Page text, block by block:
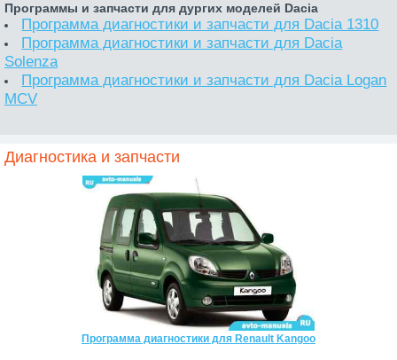
Программы и запчасти для дургих моделей Dacia
Программа диагностики и запчасти для Dacia 1310
Программа диагностики и запчасти для Dacia
Solenza
Программа диагностики и запчасти для Dacia Logan
MCV
Диагностика и запчасти
Программа диагностики для Renault Kangoo